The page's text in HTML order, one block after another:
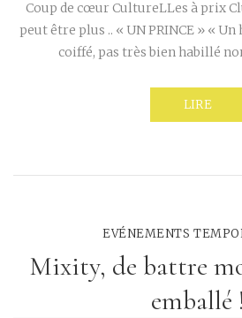
Coup de cœur CultureLLes à prix
peut être plus .. « UN PRINCE » «
coiffé, pas très bien habillé
LIRE
EVÉNEMENTS
Mixity, de battre
emballé !